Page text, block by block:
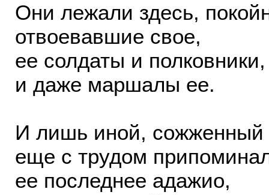
Они лежали здесь,
отвоевавшие свое,
ее солдаты и полковники,
и даже маршалы ее.
И лишь иной, сожженный
еще с трудом
ее последнее адажио,